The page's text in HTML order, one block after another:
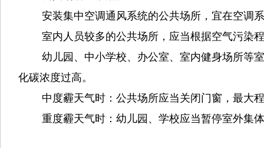
安装集中空调通风系统的公共场所，宜在空调
室内人员较多的公共场所，应当根据空气污染
幼儿园、中小学校、办公室、室内健身场所等
化碳浓度过高。
中度霾天气时： 公共场所应当关闭门窗，最大
重度霾天气时： 幼儿园、学校应当暂停室外集